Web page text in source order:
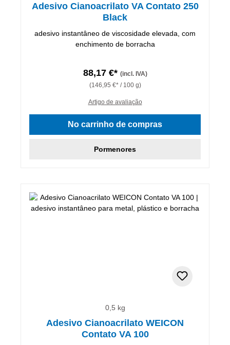
Adesivo Cianoacrilato VA Contato 250
Black
adesivo instantâneo de viscosidade elevada, com
enchimento de borracha
88,17 €* (incl. IVA)
(146,95 €* / 100 g)
Artigo de avaliação
No carrinho de compras
Pormenores
0,5 kg
Adesivo Cianoacrilato WEICON
Contato VA 100